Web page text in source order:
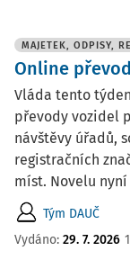
MAJETEK, ODPISY,
Online
Vláda tento
převody vozidel
návštěvy úřadů,
registračních
míst. Novelu
Tým DAUČ
Vydáno: 29. 7. 2026